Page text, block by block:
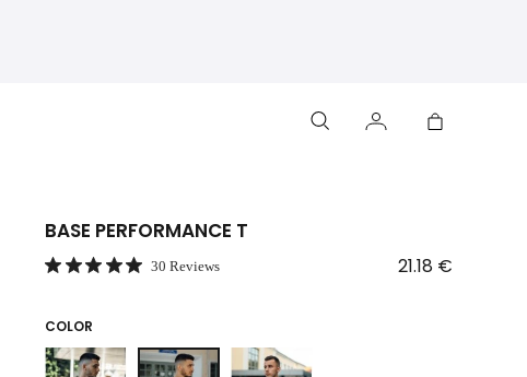
BASE PERFORMANCE T
30 Reviews 21.18 €
COLOR